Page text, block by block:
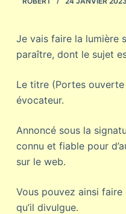
n
u
Je vais faire la lumière
paraître, dont le sujet
Le titre (Portes
évocateur.
Annoncé sous la
connu et fiable pour
sur le web.
Vous pouvez ainsi
qu’il divulgue.